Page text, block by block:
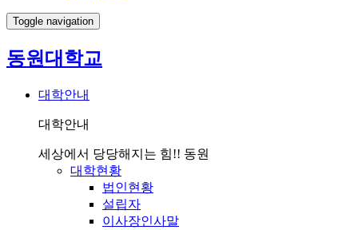
Toggle navigation
동원대학교
대학안내
대학안내
세상에서 당당해지는 힘!! 동원
대학현황
법인현황
설립자
이사장인사말